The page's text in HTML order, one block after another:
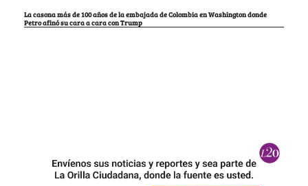
La casona más de 100 años de la embajada de Colombia en Washington donde
Petro afinó su cara a cara con Trump